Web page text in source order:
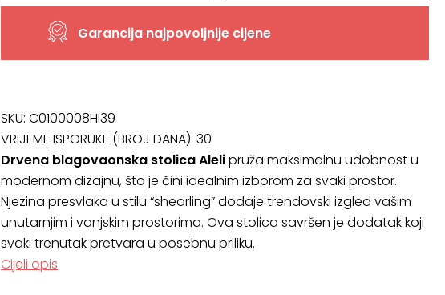
blagovaonska
količina
Garancija najpovoljnije cijene
SKU: C0100008HI39
VRIJEME ISPORUKE (BROJ DANA): 30
Drvena blagovaonska stolica Alelipruža maksimalnu udobnost u
modernom dizajnu, što je čini idealnim izborom za svaki prostor.
Njezina presvlaka u stilu “shearling” dodaje trendovski izgled vašim
unutarnjim i vanjskim prostorima. Ova stolica savršen je dodatak koji
svaki trenutak pretvara u posebnu priliku.
Cijeli opis